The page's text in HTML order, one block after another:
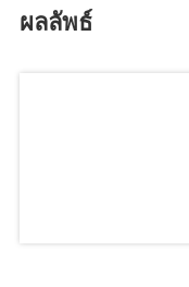
ผลลัพธ์